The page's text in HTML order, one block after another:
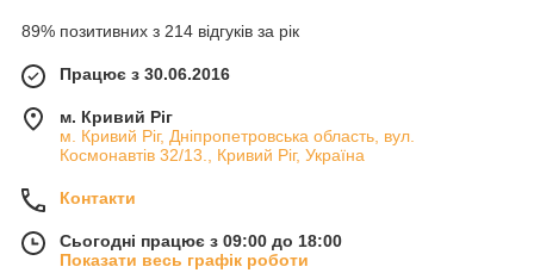
89% позитивних з 214 відгуків за рік
Працює з 30.06.2016
м. Кривий Ріг
м. Кривий Ріг, Дніпропетровська область, вул.
Космонавтів 32/13., Кривий Ріг, Україна
Контакти
Сьогодні працює з 09:00 до 18:00
Показати весь графік роботи